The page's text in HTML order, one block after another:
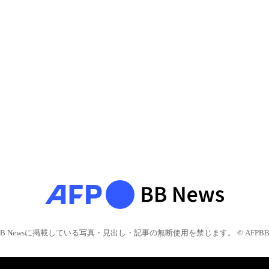
Newsに掲載している写真・見出し・記事の無断使用を禁じます。 © AFPBB